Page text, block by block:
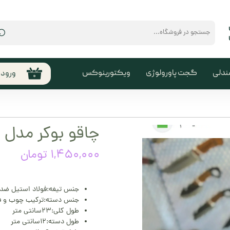
گجت پاورولوژی ویکتورینوکس ۰ ورود
چاقو بوکر
۱,۴۵۰,۰۰۰ تومان
جنس تیغه:فولاد استیل
جنس دسته:ترکیب چوب و
طول کلی:۲۳سانتی متر
طول دسته:۱۲سانتی متر